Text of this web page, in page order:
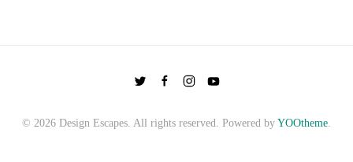
© 2026 Design Escapes. All rights reserved. Powered by YOOtheme.